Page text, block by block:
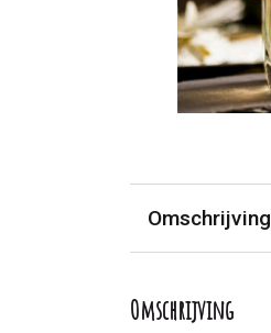
Omschrijving
Omschrijving